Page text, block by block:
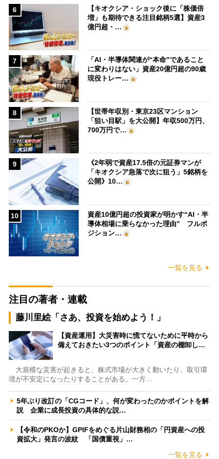
6
【キオクシア・ショック後に「株価倍
増」も期待できる注目銘柄5選】資産3
億円超・…
7
「AI・半導体関連が“本命”であること
に変わりはない」資産20億円超の90歳
現役トレー…
8
【世帯年収別・東京23区マンション
「狙い目駅」を大公開】年収500万円、
700万円で…
9
《2年弱で資産17.5倍の元証券マンが
「キオクシア急落で次に狙う」5銘柄を
公開》10…
10
資産10億円超の投資家が明かす“AI・半
導体相場に乗らなかった理由” フルポ
ジション…
一覧を見る
注目の著者・連載
藤川里絵「さあ、投資を始めよう！」
【資産運用】大災害時に慌てないために平時から
備えておきたい3つのポイント「資産の棚卸し…
大規模な災害が起きると、株式市場が大きく動いたり、取引環
境が不安定になったりすることがある。一方…
5年ぶり改訂の「CGコード」、何が変わったのかポイントを解
説 企業に成長投資の具体的な説…
【令和のPKOか】GPIFをめぐる片山財務相の「円資産への投
資拡大」発言の波紋 「国債重視」…
一覧を見る